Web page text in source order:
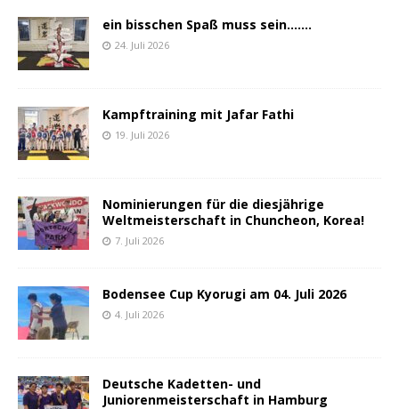
ein bisschen Spaß muss sein…….
24. Juli 2026
Kampftraining mit Jafar Fathi
19. Juli 2026
Nominierungen für die diesjährige
Weltmeisterschaft in Chuncheon, Korea!
7. Juli 2026
Bodensee Cup Kyorugi am 04. Juli 2026
4. Juli 2026
Deutsche Kadetten- und
Juniorenmeisterschaft in Hamburg